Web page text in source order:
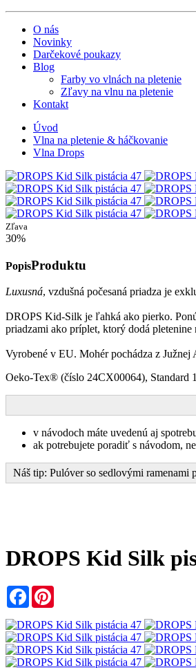
O nás
Novinky
Darčekové poukazy
Blog
Farby vo vlnách na pletenie
Zľavy na vlnu na pletenie
Kontakt
Úvod
Vlna na pletenie & háčkovanie
Vlna Drops
Zľava
30%
PopisProduktu
Luxusná, vzdušná počesaná priadza je
DROPS Kid-Silk je ľahká ako pierko.
priadzami ako príplet, ktorý dodá
Vyrobené v EU. Mohér pochádza z
Oeko-Tex® (číslo 24CX00064), Standard
v návodoch máte uvedenú aj
ak potrebujete poradiť s návodom,
Náš tip: Pulóver so sedlovými ramenami
DROPS Kid Silk
Facebook